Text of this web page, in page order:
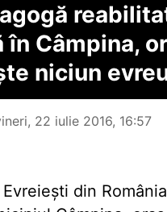
Câmpina,
niciun
22 iulie 2016, 16:57
din